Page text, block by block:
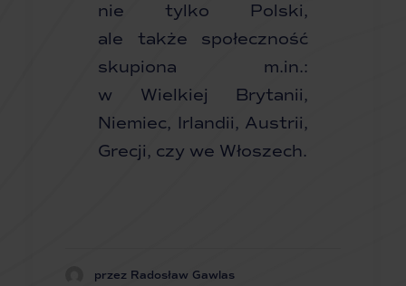
nie tylko Polski,
ale także społeczność
skupiona m.in.:
w Wielkiej Brytanii,
Niemiec, Irlandii, Austrii,
Grecji, czy we Włoszech.
przez Radosław Gawlas